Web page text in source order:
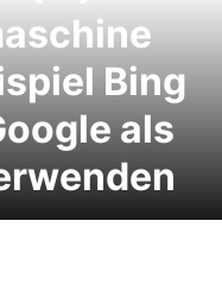
Bing
als